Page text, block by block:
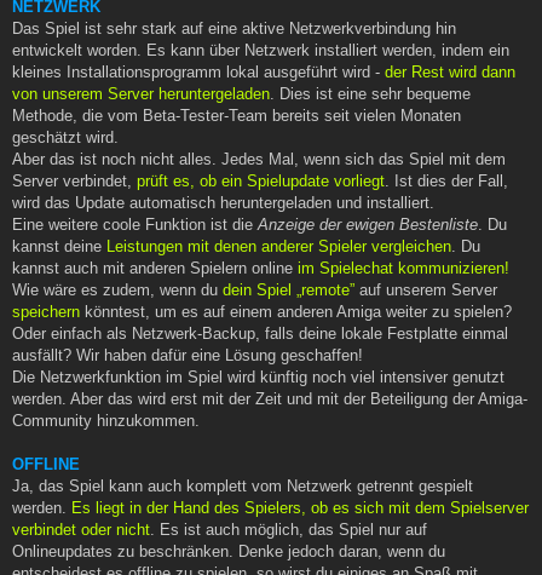
NETZWERK
Das Spiel ist sehr stark auf eine aktive Netzwerkverbindung hin
entwickelt worden. Es kann über Netzwerk installiert werden, indem ein
kleines Installationsprogramm lokal ausgeführt wird - der Rest wird dann
von unserem Server heruntergeladen. Dies ist eine sehr bequeme
Methode, die vom Beta-Tester-Team bereits seit vielen Monaten
geschätzt wird.
Aber das ist noch nicht alles. Jedes Mal, wenn sich das Spiel mit dem
Server verbindet, prüft es, ob ein Spielupdate vorliegt. Ist dies der Fall,
wird das Update automatisch heruntergeladen und installiert.
Eine weitere coole Funktion ist dieAnzeige der ewigen Bestenliste. Du
kannst deine Leistungen mit denen anderer Spieler vergleichen. Du
kannst auch mit anderen Spielern online im Spielechat kommunizieren!
Wie wäre es zudem, wenn du dein Spiel „remote” auf unserem Server
speichern könntest, um es auf einem anderen Amiga weiter zu spielen?
Oder einfach als Netzwerk-Backup, falls deine lokale Festplatte einmal
ausfällt? Wir haben dafür eine Lösung geschaffen!
Die Netzwerkfunktion im Spiel wird künftig noch viel intensiver genutzt
werden. Aber das wird erst mit der Zeit und mit der Beteiligung der Amiga-
Community hinzukommen.
OFFLINE
Ja, das Spiel kann auch komplett vom Netzwerk getrennt gespielt
werden. Es liegt in der Hand des Spielers, ob es sich mit dem Spielserver
verbindet oder nicht. Es ist auch möglich, das Spiel nur auf
Onlineupdates zu beschränken. Denke jedoch daran, wenn du